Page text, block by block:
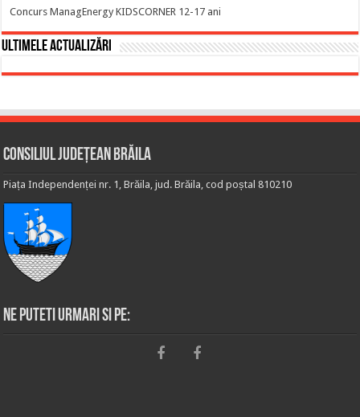
Concurs ManagEnergy KIDSCORNER 12-17 ani
Ultimele actualizări
Consiliul Județean Brăila
Piața Independenței nr. 1, Brăila, jud. Brăila, cod poștal 810210
Ne puteti urmari si pe: